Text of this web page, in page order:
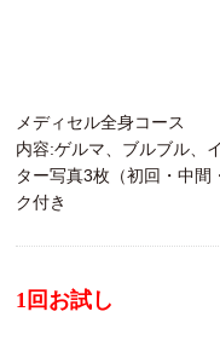
メディセル全身コース
内容:ゲルマ、ブルブル、
ター写真3枚（初回・中間
ク付き
1回お試し